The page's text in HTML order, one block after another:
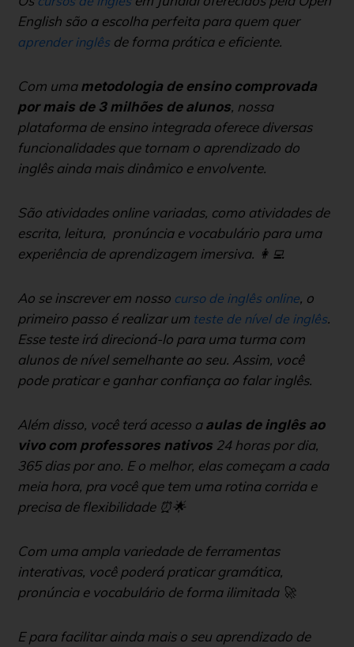
English são a escolha perfeita para quem quer
aprender inglês de forma prática e eficiente.
Com umametodologia de ensino comprovada
por mais de 3 milhões de alunos, nossa
plataforma de ensino integrada oferece diversas
funcionalidades que tornam o aprendizado do
inglês ainda mais dinâmico e envolvente.
São atividades online variadas, como atividades de
escrita, leitura, pronúncia e vocabulário para uma
experiência de aprendizagem imersiva. 👩‍💻
Ao se inscrever em nosso curso de inglês online, o
primeiro passo é realizar um teste de nível de inglês.
Esse teste irá direcioná-lo para uma turma com
alunos de nível semelhante ao seu. Assim, você
pode praticar e ganhar confiança ao falar inglês.
Além disso, você terá acesso a aulas de inglês ao
vivo com professores nativos 24 horas por dia,
365 dias por ano. E o melhor, elas começam a cada
meia hora, pra você que tem uma rotina corrida e
precisa de flexibilidade ⏰🌟
Com uma ampla variedade de ferramentas
interativas, você poderá praticar gramática,
pronúncia e vocabulário de forma ilimitada 🚀
E para facilitar ainda mais o seu aprendizado de